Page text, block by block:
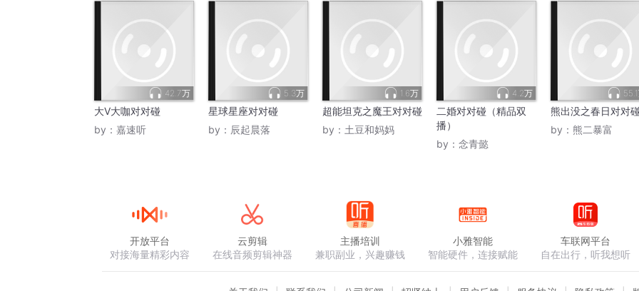
42.7万
大V大咖对对碰
by： 嘉速听
5.3万
星球星座对对碰
by： 辰起晨落
1.6万
超能坦克之魔王对对碰
by： 土豆和妈妈
4.2万
二婚对对碰（精品双
播）
by： 念青懿
熊出没之春日对对碰
by： 熊二暴富
开放平台
对接海量精彩内容
云剪辑
在线音频剪辑神器
主播培训
兼职副业，兴趣赚钱
小雅智能
智能硬件，连接赋能
车联网平台
自在出行，听我想听